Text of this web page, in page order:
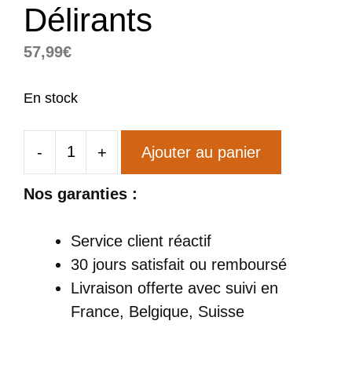
Délirants
57,99€
En stock
-
quantité
Chats
Délirants
+ Ajouter au panier
Nos garanties :
Service client réactif
30 jours satisfait ou remboursé
Livraison offerte avec suivi en
France, Belgique, Suisse